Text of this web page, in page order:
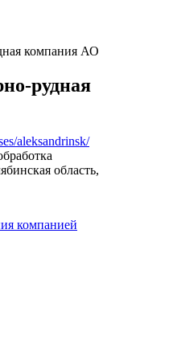
компания АО
рудная
aleksandrinsk/
область,
компанией